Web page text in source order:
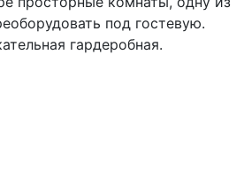
под гостевую.
гардеробная.